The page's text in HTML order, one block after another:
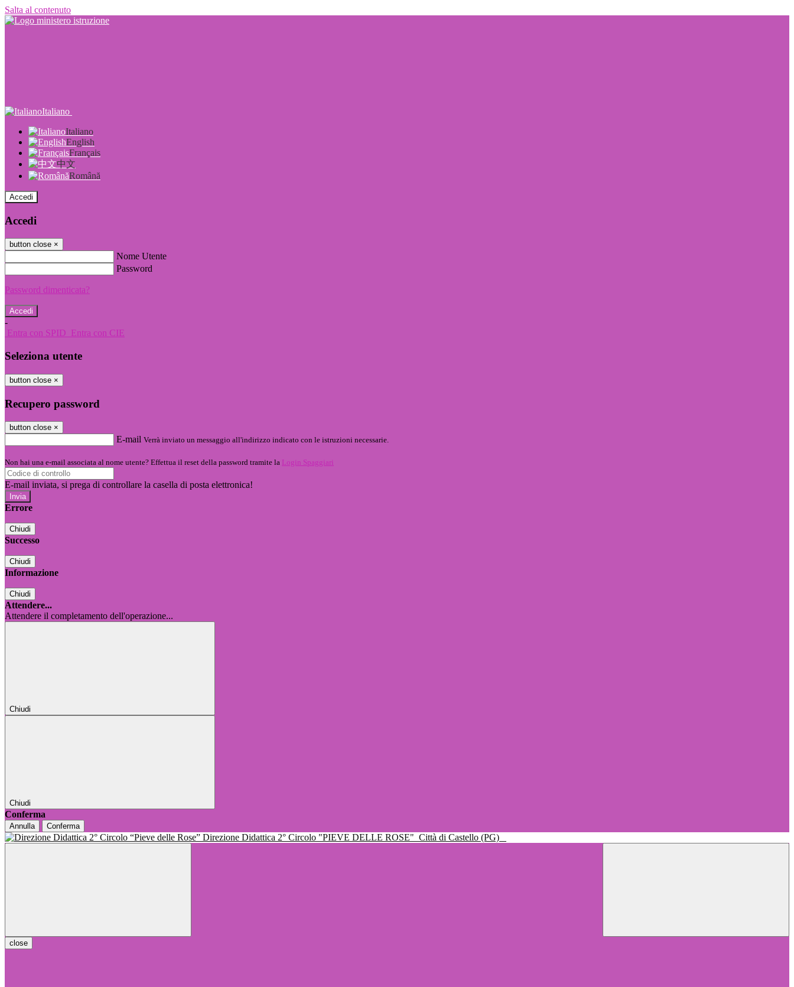
Salta al contenuto
Italiano
Italiano
English
Français
中文
Română
Accedi
Accedi
button close ×
Nome Utente
Password
Password dimenticata?
-
Entra con SPID Entra con CIE
Seleziona utente
button close ×
Recupero password
button close ×
E-mail Verrà inviato un messaggio all'indirizzo indicato con le istruzioni necessarie.
Non hai una e-mail associata al nome utente? Effettua il reset della password tramite la Login Spaggiari
E-mail inviata, si prega di controllare la casella di posta elettronica!
Errore
Chiudi
Successo
Chiudi
Informazione
Chiudi
Attendere...
Attendere il completamento dell'operazione...
Chiudi
Chiudi
Conferma
Annulla Conferma
Direzione Didattica 2° Circolo "PIEVE DELLE ROSE" Città di Castello (PG)
close